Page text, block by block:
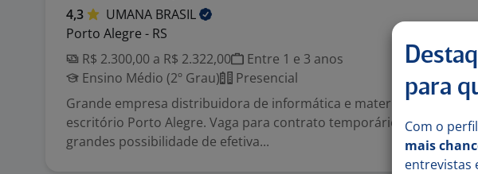
4,3 UMANA BRASIL
Porto Alegre - RS
R$ 2.300,00 a R$ 2.322,00
Entre 1 e 3 anos
Ensino Médio (2º Grau)
Presencial
Grande empresa distribuidora de informática e materiais de
escritório Porto Alegre. Vaga para contrato temporário com
grandes possibilidade de efetiva...
para
Com o
mais
entrevistas